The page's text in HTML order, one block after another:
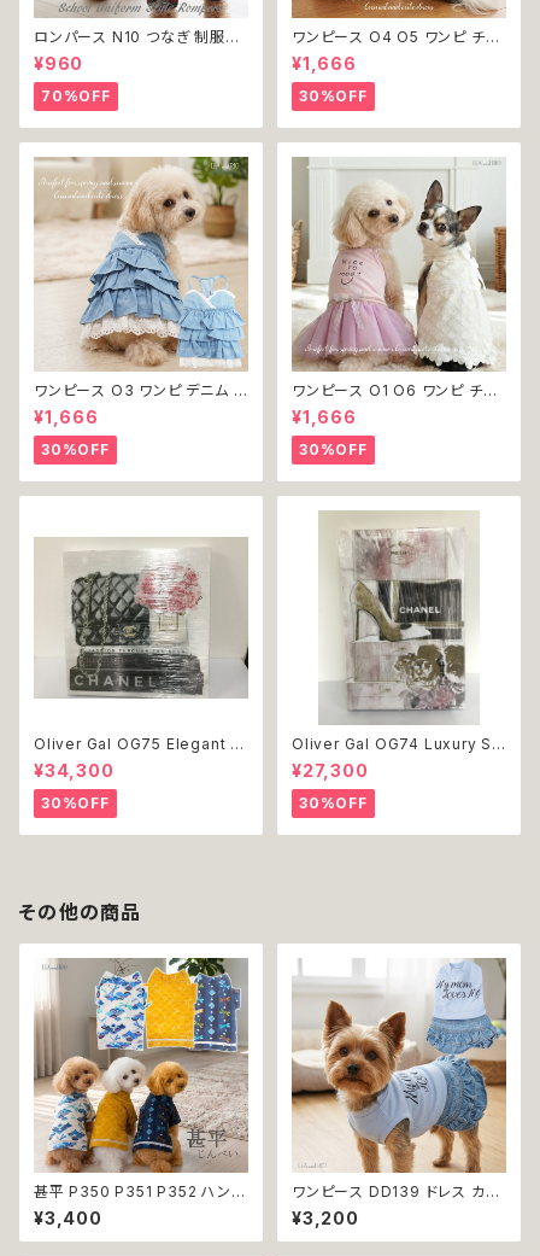
ロンパース N10 つなぎ 制服風
チェック柄 グレー 灰色 コスチュ
ーム コスプレ ドッグウェア dog
犬 猫 ペット 服 犬服 洋服 オシ
ャレ かわいい 小型犬 返品交換
不可
¥960
70%OFF
ワンピース O4 O5 ワンピ チェ
ック プリーツ レース 女の子 犬
犬服 小型 猫 服 洋服 ペット do
g ドッグウェア おしゃれ かわい
い 返品交換不可
¥1,666
30%OFF
ワンピース O3 ワンピ デニム プ
リーツ レース 女の子 犬 犬服
小型 猫 服 洋服 ペット dog ド
ッグウェア おしゃれ かわいい 返
品交換不可
¥1,666
30%OFF
ワンピース O1 O6 ワンピ チュ
ール レース 花 フラワー 女の子
犬 犬服 小型 猫 服 洋服 ペット
dog ドッグウェア おしゃれ かわ
いい 返品交換不可
¥1,666
30%OFF
Oliver Gal OG75 Elegant E
ssentials Paris 絵 アート イ
ンテリア お祝い 贈り物 プレゼ
ント 結婚 新築 開店 周年 バー
スデイ 誕生日 ご褒美
¥34,300
30%OFF
Oliver Gal OG74 Luxury St
acked Shoes Rose Giftbo
x 絵 アート インテリア お祝い
贈り物 プレゼント 結婚 新築 開
店 周年 バースデイ 誕生日 ご褒
美
¥27,300
30%OFF
その他の商品
甚平 P350 P351 P352 ハンド
メイド ホワイト ネイビー カラシ
イエロー とんぼ ドッグ ウェア
ドッグウエア 犬 猫 ペット 服 犬
¥3,400
ワンピース DD139 ドレス カジ
ュアル スカート ハンドメイド パ
ピー 小型犬 犬 猫 ペット 服 犬
服 犬の服 猫服 猫の服 ドッグウ
¥3,200